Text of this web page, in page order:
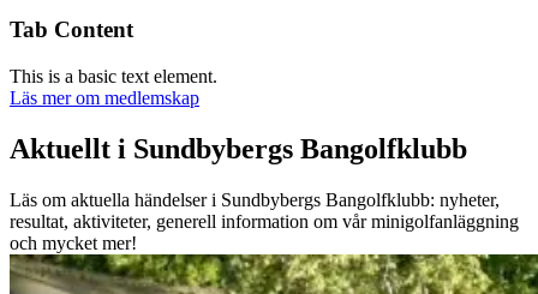
Tab Content
This is a basic text element.
Läs mer om medlemskap
Aktuellt i Sundbybergs Bangolfklubb
Läs om aktuella händelser i Sundbybergs Bangolfklubb: nyheter,
resultat, aktiviteter, generell information om vår minigolfanläggning
och mycket mer!